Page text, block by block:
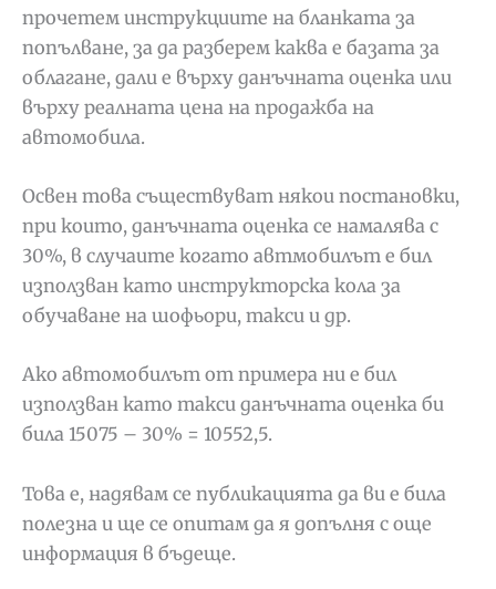
прочетем инструкциите на бланката за
попълване, за да разберем каква е базата за
облагане, дали е върху данъчната оценка или
върху реалната цена на продажба на
автомобила.
Освен това съществуват някои постановки,
при които, данъчната оценка се намалява с
30%, в случаите когато автмобилът е бил
използван като инструкторска кола за
обучаване на шофьори, такси и др.
Ако автомобилът от примера ни е бил
използван като такси данъчната оценка би
била 15075 – 30% = 10552,5.
Това е, надявам се публикацията да ви е била
полезна и ще се опитам да я допълня с още
информация в бъдеще.